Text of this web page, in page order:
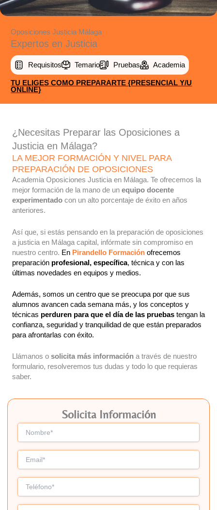
Oposiciones Justicia Málaga
Expertos en Justicia
Requisitos Temario Pruebas Academia
TU ELIGES COMO PREPARARTE {PRESENCIAL Y/U
ONLINE}
¿Necesitas Preparar las Oposiciones a
Justicia en Málaga?
LA MEJOR FORMACIÓN Y NIVEL PARA
PREPARACIÓN DE OPOSICIONES
Academia Oposiciones Justicia en Málaga. Te ofrecemos la
mejor formación de la mano de un equipo docente
experimentado con un alto porcentaje de éxito en años
anteriores.
Así que, si estás pensando en la preparación de oposiciones
a justicia en Málaga capital, infórmate sin compromiso en
nuestro centro. En Pirandello Formación ofrecemos
preparación profesional, específica, técnica y con las
últimas novedades en equipos y medios.
Además, somos un centro que se preocupa por que sus
alumnos avancen cada semana más, y los conceptos y
técnicas perduren para que el día de las pruebas tengan la
confianza, seguridad y tranquilidad de que están preparados
para afrontarlas con éxito.
Llámanos o solicita más información a través de nuestro
formulario, resolveremos tus dudas y todo lo que requieras
saber.
Solicita Información